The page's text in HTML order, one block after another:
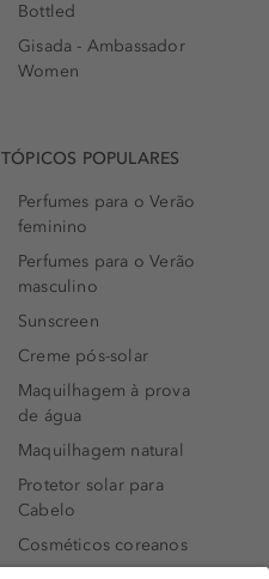
Bottled
Gisada - Ambassador
Women
TÓPICOS POPULARES
Perfumes para o Verão
feminino
Perfumes para o Verão
masculino
Sunscreen
Creme pós-solar
Maquilhagem à prova
de água
Maquilhagem natural
Protetor solar para
Cabelo
Cosméticos coreanos